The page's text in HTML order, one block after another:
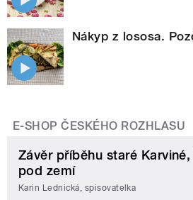
Nákyp z lososa.
E-SHOP ČESKÉHO ROZHLASU
Závěr příběhu staré
pod zemí
Karin Lednická, spisovatelka